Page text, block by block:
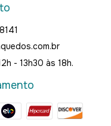
- 13h30 às 18h.